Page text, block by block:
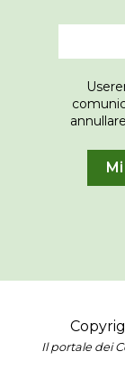
Il portale dei